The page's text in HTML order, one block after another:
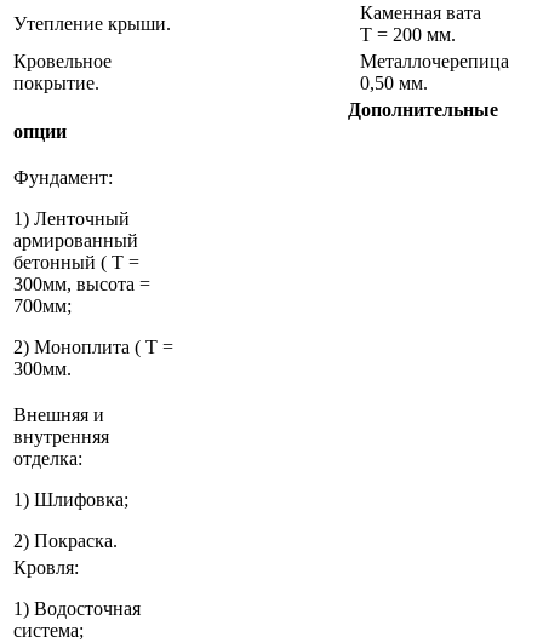
Утепление крыши.
Каменная вата
Т = 200 мм.
Кровельное
покрытие.
Металлочерепица
0,50 мм.
Дополнительные
опции
Фундамент:
1) Ленточный
армированный
бетонный ( Т =
300мм, высота =
700мм;
2) Моноплита ( Т =
300мм.
Внешняя и
внутренняя
отделка:
1) Шлифовка;
2) Покраска.
Кровля:
1) Водосточная
система;